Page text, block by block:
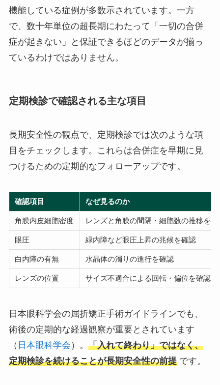
機能している症例が多数示されています。一方
で、数十年単位の超長期にわたって「一切の合併
症が起きない」と保証できるほどのデータが揃っ
ているわけではありません。
定期検診で確認される主な項目
長期安全性の観点で、定期検診では次のような項
目をチェックします。これらは合併症を早期に見
つけるための定期的なフォローアップです。
確認項目 なぜ見るのか
角膜内皮細胞密度 レンズと角膜の間隔・細胞数の推移を確
眼圧 緑内障など眼圧上昇の兆候を確認
白内障の有無 水晶体の濁りの進行を確認
レンズの位置 サイズ不適合による回転・偏位を確認
日本眼科学会の屈折矯正手術ガイドラインでも、
術後の定期的な経過観察が重要とされています
（ 日本眼科学会 ）。 「入れて終わり」ではなく、
定期検診を続けることが長期安全性の前提です。